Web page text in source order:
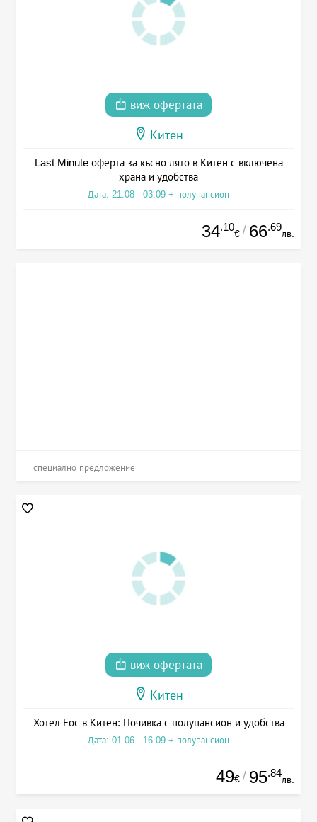
виж офертата
Китен
Last Minute оферта за късно лято в Китен с включена
храна и удобства
Дата: 21.08 - 03.09 + полупансион
34.10
€ / 66.69
лв.
специално предложение
виж офертата
Китен
Хотел Еос в Китен: Почивка с полупансион и удобства
Дата: 01.06 - 16.09 + полупансион
49€ / 95.84
лв.